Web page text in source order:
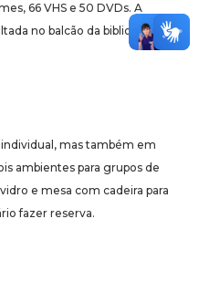
66 VHS e 50 DVDs. A
no balcão da biblioteca.
mas também em
ambientes para grupos de
e mesa com cadeira para
fazer reserva.